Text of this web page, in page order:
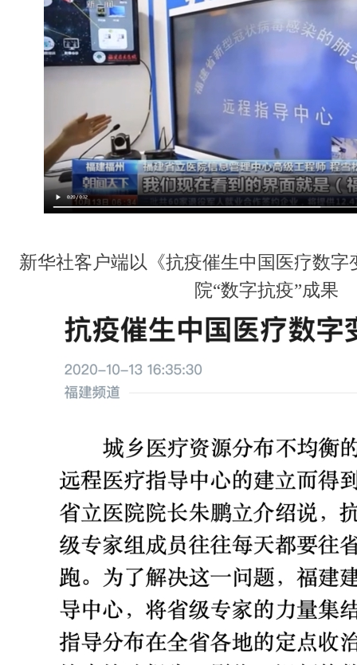
新华社客户端以《抗疫催生中国医疗数
院“数字抗疫”成果